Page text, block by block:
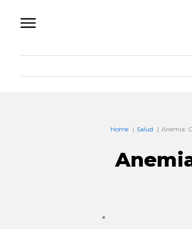
Home Salud Anemia: